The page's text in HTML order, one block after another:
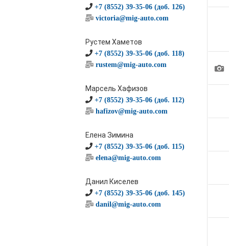
+7 (8552) 39-35-06 (доб. 126)
victoria@mig-auto.com
Рустем Хаметов
+7 (8552) 39-35-06 (доб. 118)
rustem@mig-auto.com
Марсель Хафизов
+7 (8552) 39-35-06 (доб. 112)
hafizov@mig-auto.com
Елена Зимина
+7 (8552) 39-35-06 (доб. 115)
elena@mig-auto.com
Данил Киселев
+7 (8552) 39-35-06 (доб. 145)
danil@mig-auto.com
1